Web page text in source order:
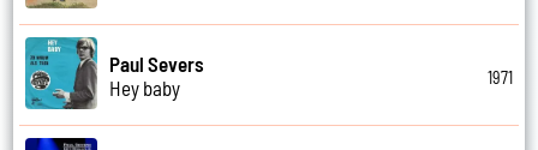
Paul Severs
Hey baby
1971